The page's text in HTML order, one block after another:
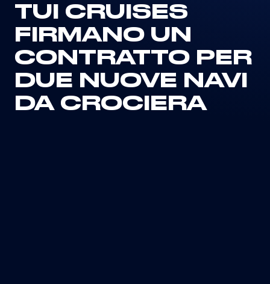
TUI CRUISES
FIRMANO UN
CONTRATTO PER
DUE NUOVE NAVI
DA CROCIERA